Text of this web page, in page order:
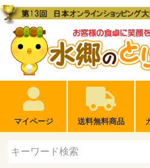
マイページ 送料無料商品